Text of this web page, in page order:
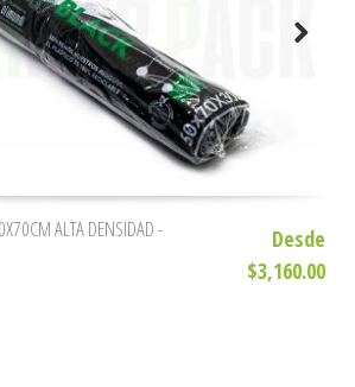
ALTA DENSIDAD -
Desde
$3,160.00